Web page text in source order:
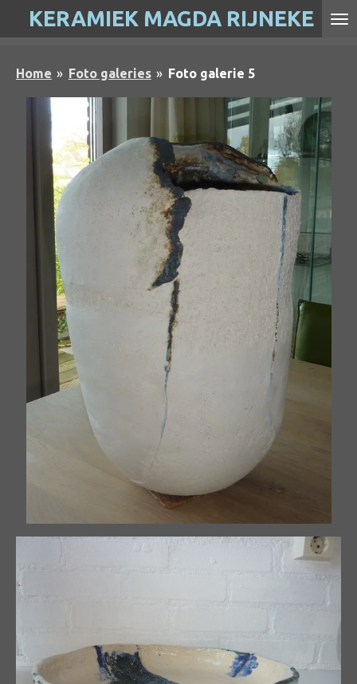
direct
de
KERAMIEK MAGDA RIJNEKE
Home » Foto galeries » Foto galerie 5